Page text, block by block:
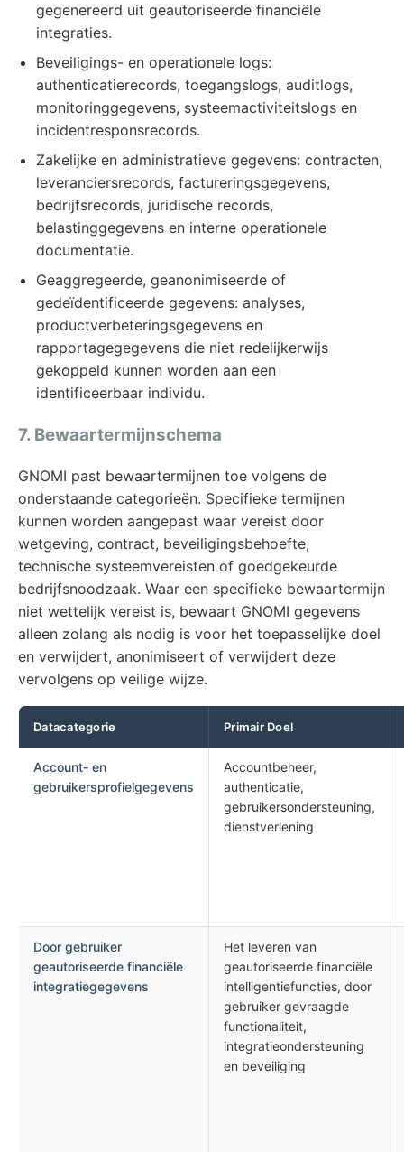
gegenereerd uit geautoriseerde financiële
integraties.
Beveiligings- en operationele logs:
authenticatierecords, toegangslogs, auditlogs,
monitoringgegevens, systeemactiviteitslogs en
incidentresponsrecords.
Zakelijke en administratieve gegevens: contracten,
leveranciersrecords, factureringsgegevens,
bedrijfsrecords, juridische records,
belastinggegevens en interne operationele
documentatie.
Geaggregeerde, geanonimiseerde of
gedeïdentificeerde gegevens: analyses,
productverbeteringsgegevens en
rapportagegegevens die niet redelijkerwijs
gekoppeld kunnen worden aan een
identificeerbaar individu.
7. Bewaartermijnschema
GNOMI past bewaartermijnen toe volgens de
onderstaande categorieën. Specifieke termijnen
kunnen worden aangepast waar vereist door
wetgeving, contract, beveiligingsbehoefte,
technische systeemvereisten of goedgekeurde
bedrijfsnoodzaak. Waar een specifieke bewaartermijn
niet wettelijk vereist is, bewaart GNOMI gegevens
alleen zolang als nodig is voor het toepasselijke doel
en verwijdert, anonimiseert of verwijdert deze
vervolgens op veilige wijze.
Datacategorie Primair Doel
Account- en
gebruikersprofielgegevens
Accountbeheer,
authenticatie,
gebruikersondersteuning,
dienstverlening
Door gebruiker
geautoriseerde financiële
integratiegegevens
Het leveren van
geautoriseerde financiële
intelligentiefuncties, door
gebruiker gevraagde
functionaliteit,
integratieondersteuning
en beveiliging